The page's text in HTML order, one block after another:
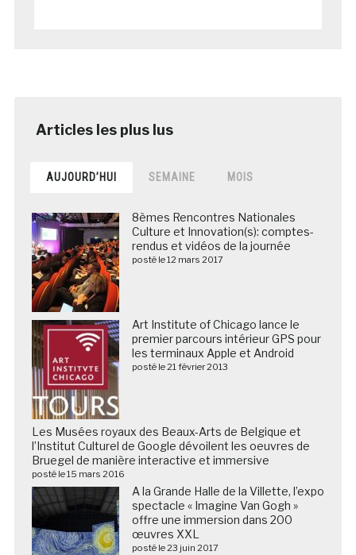
AUJOURD’HUI SEMAINE MOIS
8èmes Rencontres Nationales
Culture et Innovation(s): comptes-
rendus et vidéos de la journée
posté le 12 mars 2017
Art Institute of Chicago lance le
premier parcours intérieur GPS pour
les terminaux Apple et Android
posté le 21 février 2013
Les Musées royaux des Beaux-Arts de Belgique et
l’Institut Culturel de Google dévoilent les oeuvres de
Bruegel de manière interactive et immersive
posté le 15 mars 2016
A la Grande Halle de la Villette, l’expo
spectacle « Imagine Van Gogh »
offre une immersion dans 200
œuvres XXL
posté le 23 juin 2017